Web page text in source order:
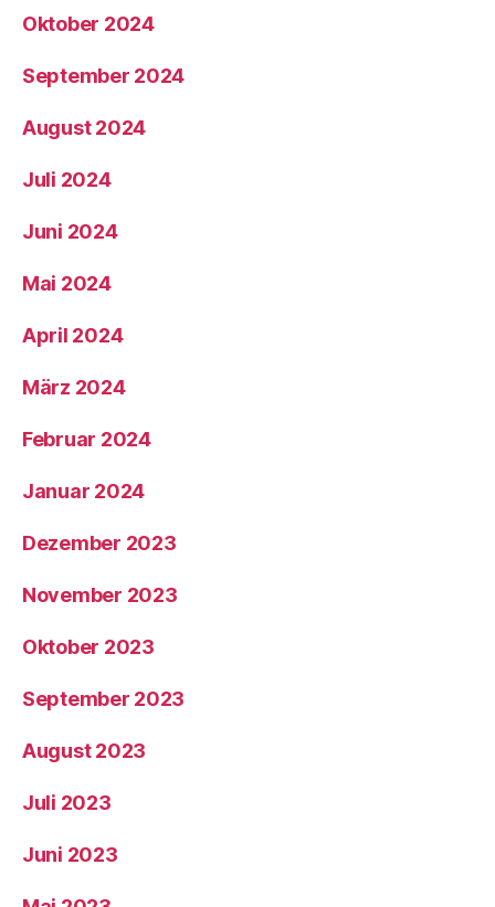
Oktober 2024
September 2024
August 2024
Juli 2024
Juni 2024
Mai 2024
April 2024
März 2024
Februar 2024
Januar 2024
Dezember 2023
November 2023
Oktober 2023
September 2023
August 2023
Juli 2023
Juni 2023